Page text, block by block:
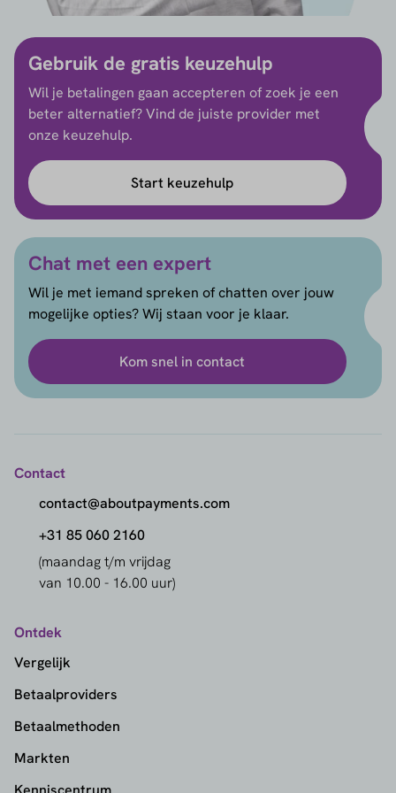
Gebruik de gratis keuzehulp
Wil je betalingen gaan accepteren of zoek je een
beter alternatief? Vind de juiste provider met
onze keuzehulp.
Start keuzehulp
Chat met een expert
Wil je met iemand spreken of chatten over jouw
mogelijke opties? Wij staan voor je klaar.
Kom snel in contact
Contact
contact@aboutpayments.com
+31 85 060 2160
(maandag t/m vrijdag
van 10.00 - 16.00 uur)
Ontdek
Vergelijk
Betaalproviders
Betaalmethoden
Markten